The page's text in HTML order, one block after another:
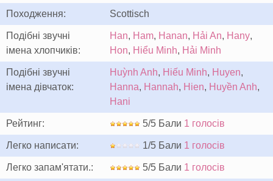
Походження: Scottisch
Подібні звучні
імена хлопчиків:
Han, Ham, Hanan, Hải An, Hany,
Hon, Hiểu Minh, Hải Minh
Подібні звучні
імена дівчаток:
Huỳnh Anh, Hiếu Minh, Huyen,
Hanna, Hannah, Hien, Huyền Anh,
Hani
Рейтинг: 5/5 Бали 1 голосів
Легко написати: 1/5 Бали 1 голосів
Легко запам'ятати.: 5/5 Бали 1 голосів